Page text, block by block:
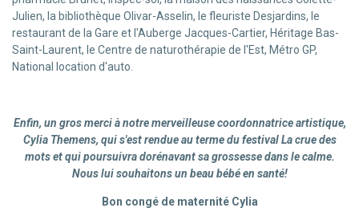
Julien, la bibliothèque Olivar-Asselin, le fleuriste Desjardins, le
restaurant de la Gare et l'Auberge Jacques-Cartier, Héritage Bas-
Saint-Laurent, le Centre de naturothérapie de l'Est, Métro GP,
National location d'auto.
Enfin, un gros merci à notre merveilleuse coordonnatrice artistique,
Cylia Themens, qui s'est rendue au terme du festival La crue des
mots et qui poursuivra dorénavant sa grossesse dans le calme.
Nous lui souhaitons un beau bébé en santé!
Bon congé de maternité Cylia